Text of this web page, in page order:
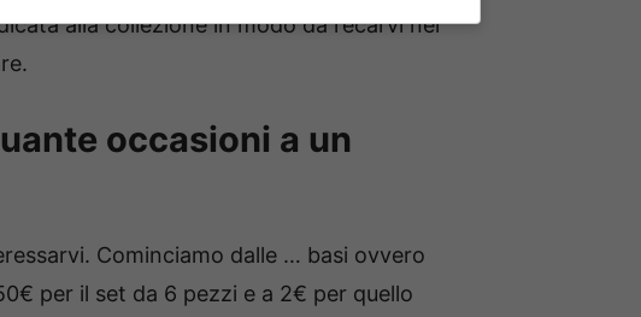
alla collezione in modo da recarvi nel
occasioni a un
Cominciamo dalle … basi ovvero
per il set da 6 pezzi e a 2€ per quello